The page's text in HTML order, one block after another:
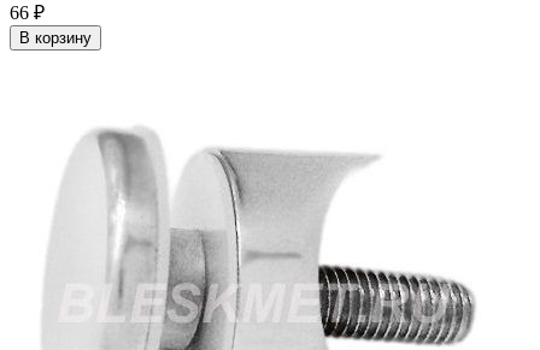
66 ₽
В корзину